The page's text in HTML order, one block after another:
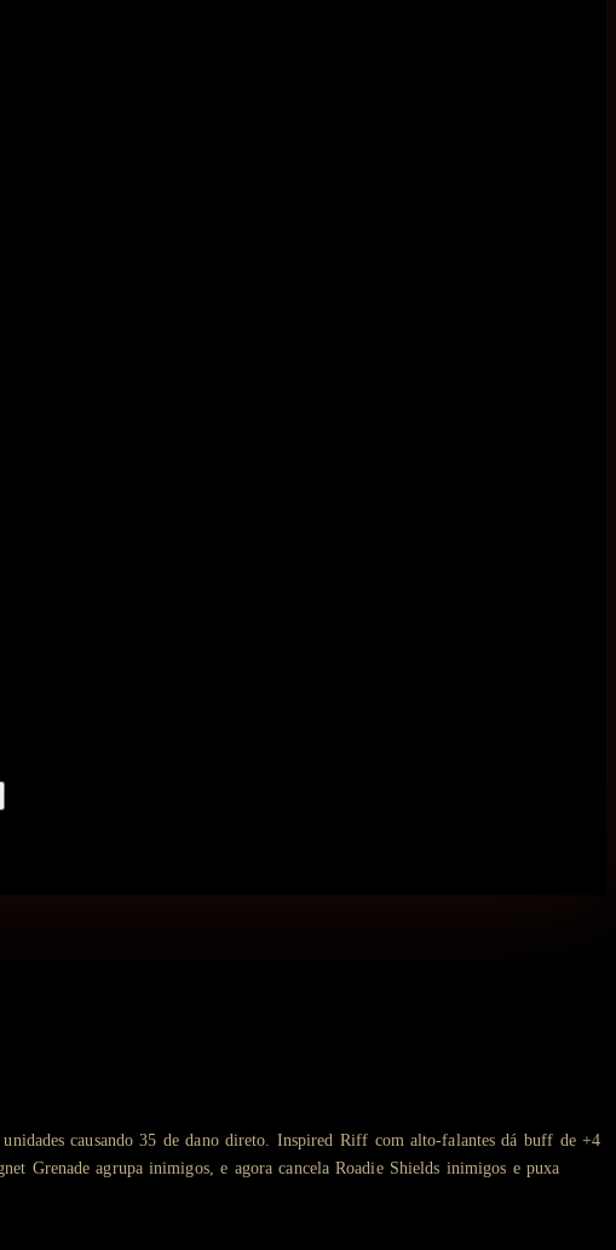
causando 35 de dano direto. Inspired Riff com alto-falantes dá buff de +4
Grenade agrupa inimigos, e agora cancela Roadie Shields inimigos e puxa